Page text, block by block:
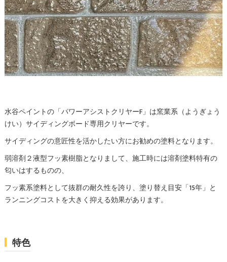
水谷ペイントの「パワーアシストクリヤーF」は窯業系（ようぎょう
けい）サイディングボード専用クリヤーです。
サイディングの意匠性を活かしたい方にお勧めの塗料となります。
弱溶剤２液型フッ素樹脂となりまして、施工時には溶剤塗料特有の
匂いはするものの、
フッ素系塗料として抜群の耐久性を誇り、塗り替え目安「15年」と
ランニングコストを大きく抑える効果があります。
特色